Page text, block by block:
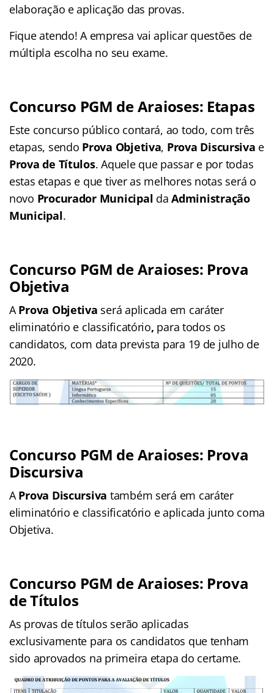
elaboração e aplicação das provas.
Fique atendo! A empresa vai aplicar questões de
múltipla escolha no seu exame.
Concurso PGM de Araioses: Etapas
Este concurso público contará, ao todo, com três
etapas, sendo Prova Objetiva, Prova Discursiva e
Prova de Títulos. Aquele que passar e por todas
estas etapas e que tiver as melhores notas será o
novo Procurador Municipal daAdministração
Municipal.
Concurso PGM de Araioses: Prova
Objetiva
AProva Objetiva será aplicada em caráter
eliminatório e classificatório, para todos os
candidatos, com data prevista para 19 de julho de
2020.
Concurso PGM de Araioses: Prova
Discursiva
A Prova Discursiva também será em caráter
eliminatório e classificatório e aplicada junto coma
Objetiva.
Concurso PGM de Araioses: Prova
de Títulos
As provas de títulos serão aplicadas
exclusivamente para os candidatos que tenham
sido aprovados na primeira etapa do certame.